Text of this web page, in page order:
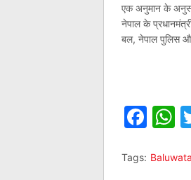
एक अनुमान के
नेपाल के
बल, नेपाल पुलिस
Tags: Baluwata